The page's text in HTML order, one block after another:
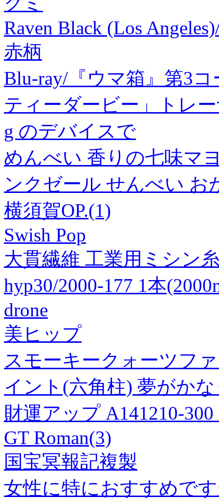
Raven Black (Los
赤柄
Blu-ray/『ウマ箱』第3
ティーダービー」トレ
g のデバイスで
めんべい 香りの七味マ
ンクゼール せんべい お
横須賀OP.(1)
Swish Pop
大貫繊維 工業用ミシン
hyp30/2000-177 1本
drone
美ヒップ
スモーキークォーツフ
イント(六角柱) 夢がか
財運アップ A141210-
GT Roman(3)
国宝冥報記複製
女性に特におすすめで